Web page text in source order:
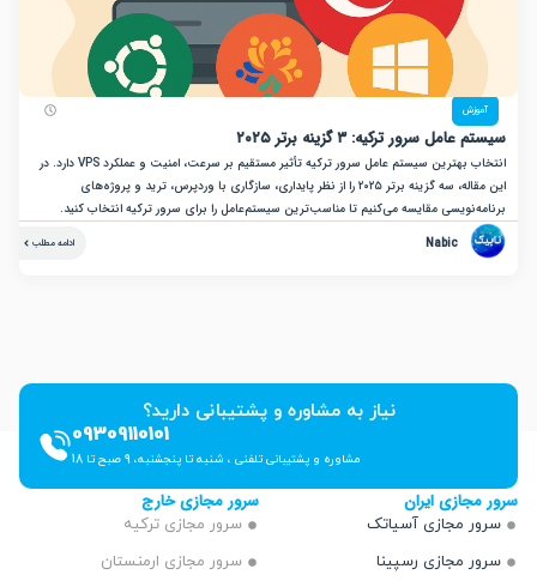
سرور ترکیه: ۳ گزینه برتر ۲۰۲۵
انتخاب بهترین سیستم عامل سرور ترکیه تأثیر مستقیم بر سرعت، امنیت و عملکرد VPS دارد. در
این مقاله، سه گزینه برتر ۲۰۲۵ را از نظر پایداری، سازگاری با وردپرس، ترید و پروژه‌های
مقایسه می‌کنیم تا مناسب‌ترین سیستم‌عامل را برای سرور ترکیه انتخاب کنید.
Nabic
نیاز به مشاوره و پشتیبانی دارید؟
09309110101
مشاوره و پشتیبانی تلفنی ، شنبه تا پنجشنبه، 9 صبح تا 18
ایران
مجازی آسیاتک
مجازی رسپینا
سرور مجازی خارج
سرور مجازی ترکیه
سرور مجازی ارمنستان